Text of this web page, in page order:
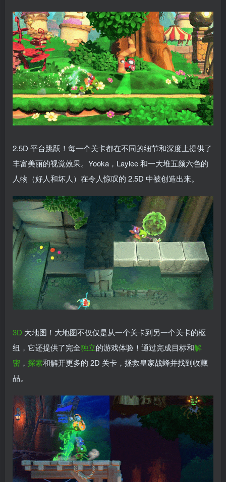
2.5D 平台跳跃！每一个关卡都在不同的细节和深度上提供了
丰富美丽的视觉效果。Yooka，Laylee 和一大堆五颜六色的
人物（好人和坏人）在令人惊叹的 2.5D 中被创造出来。
3D 大地图！大地图不仅仅是从一个关卡到另一个关卡的枢
纽，它还提供了完全独立的游戏体验！通过完成目标和解
密 ， 探索和解开更多的 2D 关卡，拯救皇家战蜂并找到收藏
品。